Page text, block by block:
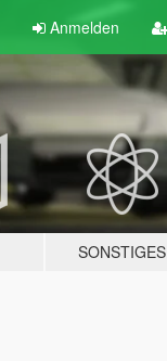
Anmelden
SONSTIGES